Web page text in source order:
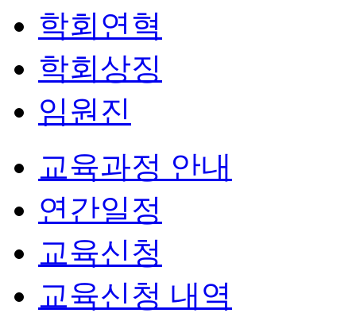
학회연혁
학회상징
임원진
교육과정 안내
연간일정
교육신청
교육신청 내역